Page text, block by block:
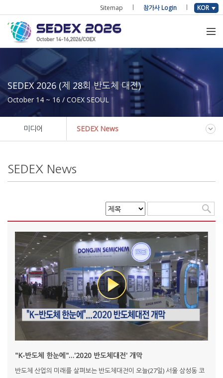
Sitemap 참가사 Login KOR
SEDEX 2026 (제 28회 반도체 대전)
October 14 ~ 16 / COEX SEOUL
미디어 SEDEX News
SEDEX News
"K-반도체 한눈에"…'2020 반도체대전' 개막
반도체 산업의 미래를 살펴보는 반도체대전이 오늘(27일) 서울 삼성동 코